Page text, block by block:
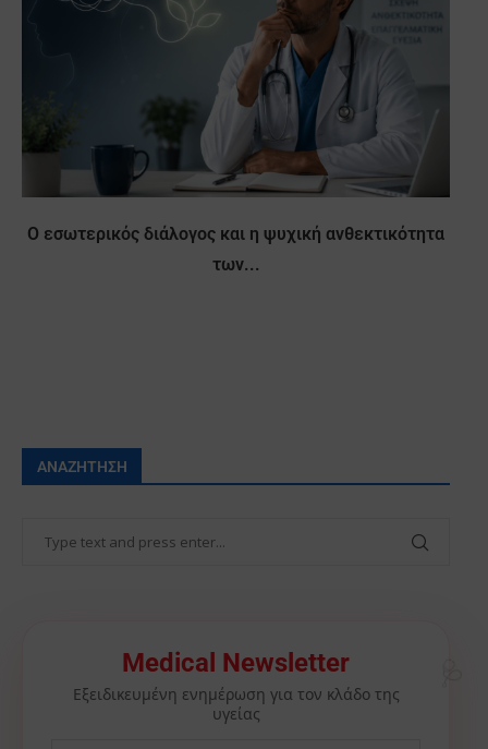
Ο εσωτερικός διάλογος και η ψυχική ανθεκτικότητα
των...
ΑΝΑΖΉΤΗΣΗ
Medical Newsletter
Εξειδικευμένη ενημέρωση για τον κλάδο της
υγείας